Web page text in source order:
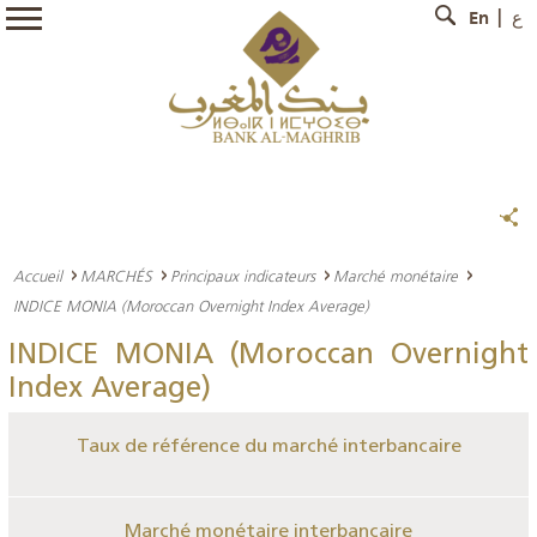
En ع
Accueil MARCHÉS Principaux indicateurs
Marché monétaire
INDICE MONIA (Moroccan Overnight Index Average)
INDICE MONIA (Moroccan Overnight
Index Average)
Taux de référence du marché interbancaire
Marché monétaire interbancaire